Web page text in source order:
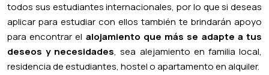
todos sus estudiantes internacionales, por lo que si deseas
aplicar para estudiar con ellos también te brindarán apoyo
para encontrar el alojamiento que más se adapte a tus
deseos y necesidades, sea alejamiento en familia local,
residencia de estudiantes, hostel o apartamento en alquiler.